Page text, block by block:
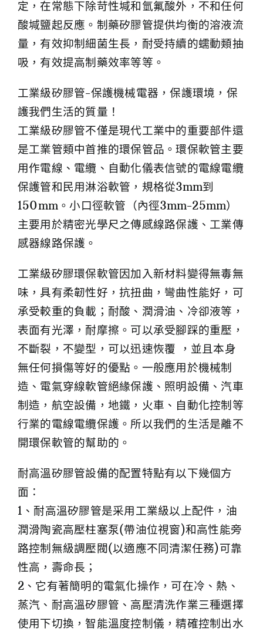
定，在常態下除苛性堿和氫氟酸外，不和任何
酸堿鹽起反應。制藥矽膠管提供均衡的溶液流
量，有效抑制細菌生長，耐受持續的蠕動類抽
吸，有效提高制藥效率等等。
工業級矽膠管-保護機械電器，保護環境，保
護我們生活的質量！
工業級矽膠管不僅是現代工業中的重要部件還
是工業管類中首推的環保管品。環保軟管主要
用作電線、電纜、自動化儀表信號的電線電纜
保護管和民用淋浴軟管，規格從3mm到
150mm。小口徑軟管（內徑3mm-25mm）
主要用於精密光學尺之傳感線路保護、工業傳
感器線路保護。
工業級矽膠環保軟管因加入新材料變得無毒無
味，具有柔韌性好，抗扭曲，彎曲性能好，可
承受較重的負載；耐酸、潤滑油、冷卻液等，
表面有光澤，耐摩擦。可以承受腳踩的重壓，
不斷裂，不變型，可以迅速恢覆 ，並且本身
無任何損傷等好的優點。一般應用於機械制
造、電氣穿線軟管絕緣保護、照明設備、汽車
制造，航空設備，地鐵，火車、自動化控制等
行業的電線電纜保護。所以我們的生活是離不
開環保軟管的幫助的。
耐高溫矽膠管設備的配置特點有以下幾個方
面：
1、耐高溫矽膠管是采用工業級以上配件，油
潤滑陶瓷高壓柱塞泵(帶油位視窗)和高性能旁
路控制無級調壓閥(以適應不同清潔任務)可靠
性高，壽命長；
2、它有著簡明的電氣化操作，可在冷、熱、
蒸汽、耐高溫矽膠管、高壓清洗作業三種選擇
使用下切換，智能溫度控制儀，精確控制出水